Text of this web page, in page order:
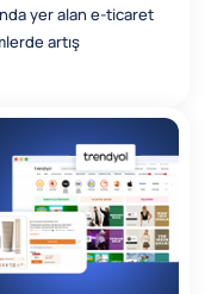
yer alan e-ticaret
artış